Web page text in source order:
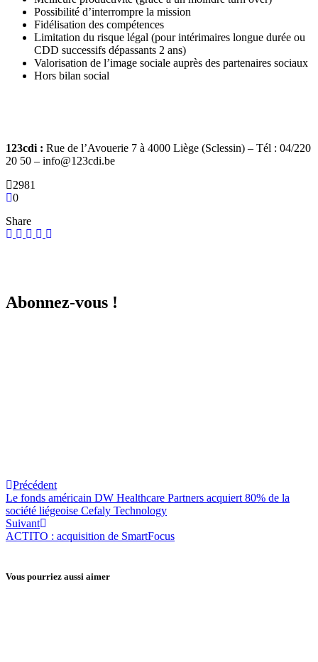
Possibilité d’interrompre la mission
Fidélisation des compétences
Limitation du risque légal (pour intérimaires longue durée ou
CDD successifs dépassants 2 ans)
Valorisation de l’image sociale auprès des partenaires sociaux
Hors bilan social
123cdi : Rue de l’Avouerie 7 à 4000 Liège (Sclessin) – Tél : 04/220
20 50 – info@123cdi.be
2981
0
Share
Abonnez-vous !
Précédent
Le fonds américain DW Healthcare Partners acquiert 80% de la
société liégeoise Cefaly Technology
Suivant
ACTITO : acquisition de SmartFocus
Vous pourriez aussi aimer